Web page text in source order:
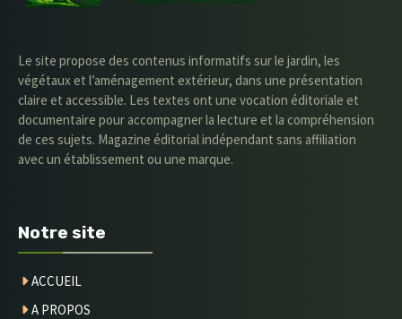
Le site propose des contenus informatifs sur le jardin, les
végétaux et l’aménagement extérieur, dans une présentation
claire et accessible. Les textes ont une vocation éditoriale et
documentaire pour accompagner la lecture et la compréhension
de ces sujets. Magazine éditorial indépendant sans affiliation
avec un établissement ou une marque.
Notre site
ACCUEIL
A PROPOS